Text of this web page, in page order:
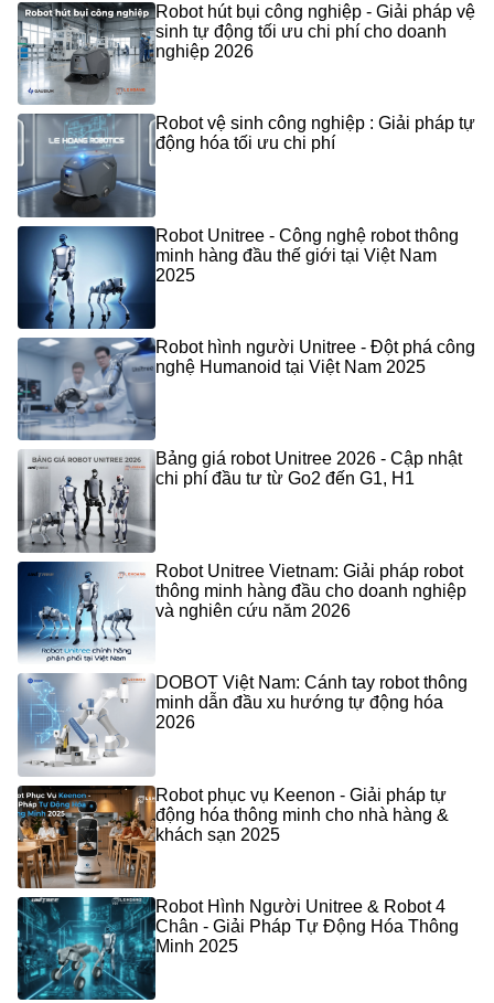
Robot hút bụi công nghiệp - Giải pháp vệ
sinh tự động tối ưu chi phí cho doanh
nghiệp 2026
Robot vệ sinh công nghiệp : Giải pháp tự
động hóa tối ưu chi phí
Robot Unitree - Công nghệ robot thông
minh hàng đầu thế giới tại Việt Nam
2025
Robot hình người Unitree - Đột phá công
nghệ Humanoid tại Việt Nam 2025
Bảng giá robot Unitree 2026 - Cập nhật
chi phí đầu tư từ Go2 đến G1, H1
Robot Unitree Vietnam: Giải pháp robot
thông minh hàng đầu cho doanh nghiệp
và nghiên cứu năm 2026
DOBOT Việt Nam: Cánh tay robot thông
minh dẫn đầu xu hướng tự động hóa
2026
Robot phục vụ Keenon - Giải pháp tự
động hóa thông minh cho nhà hàng &
khách sạn 2025
Robot Hình Người Unitree & Robot 4
Chân - Giải Pháp Tự Động Hóa Thông
Minh 2025